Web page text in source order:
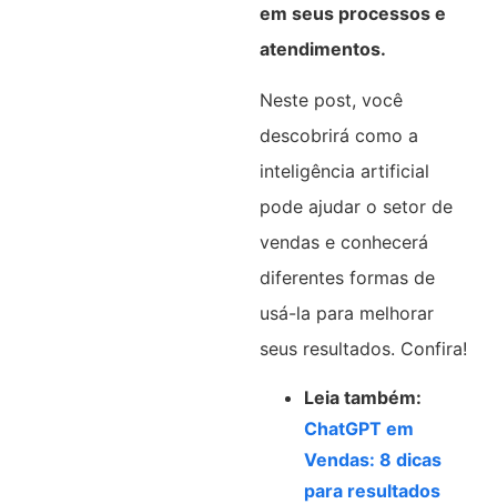
em seus processos e
atendimentos.
Neste post, você
descobrirá como a
inteligência artificial
pode ajudar o setor de
vendas e conhecerá
diferentes formas de
usá-la para melhorar
seus resultados. Confira!
Leia também:
ChatGPT em
Vendas: 8 dicas
para resultados